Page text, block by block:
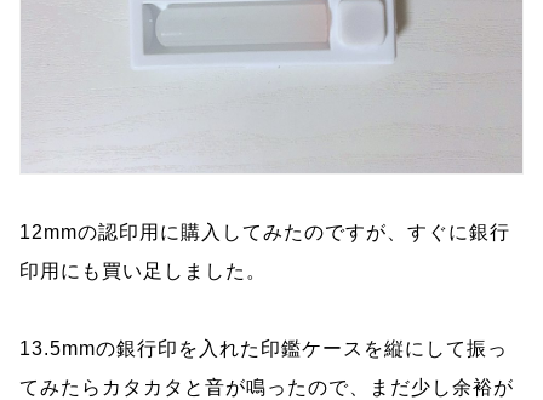
12mmの認印用に購入してみたのですが、すぐに銀行
印用にも買い足しました。
13.5mmの銀行印を入れた印鑑ケースを縦にして振っ
てみたらカタカタと音が鳴ったので、まだ少し余裕が